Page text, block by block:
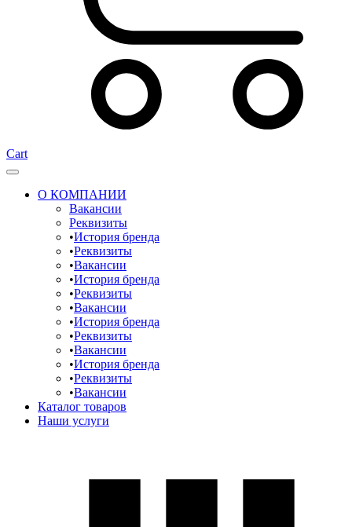
Cart
О КОМПАНИИ
Вакансии
Реквизиты
История бренда
Реквизиты
Вакансии
История бренда
Реквизиты
Вакансии
История бренда
Реквизиты
Вакансии
История бренда
Реквизиты
Вакансии
Каталог товаров
Наши услуги